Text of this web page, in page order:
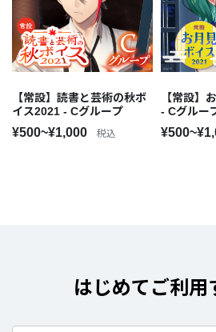
【常設】読書と芸術の秋ボ
イス2021 - Cグループ
¥500~¥1,000 税込
【常設】
- Cグルー
はじめてご利用